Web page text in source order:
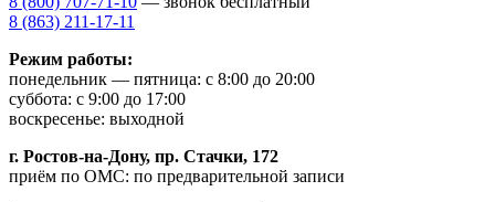
8 (863) 211-17-11
Режим работы:
понедельник — пятница: с 8:00 до 20:00
суббота: с 9:00 до 17:00
воскресенье: выходной
г. Ростов-на-Дону, пр. Стачки, 172
приём по ОМС: по предварительной записи